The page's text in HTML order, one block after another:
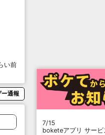
い前
ー通報
7/15
boketeアプリ サー